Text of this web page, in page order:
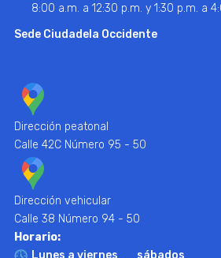
8:00 a.m. a 12:30 p.m. y 1:30 p.m. a
Sede Ciudadela Occidente
Dirección peatonal
Calle 42C Número 95 - 50
Dirección vehicular
Calle 38 Número 94 - 50
Horario:
Lunes a viernes
sábados